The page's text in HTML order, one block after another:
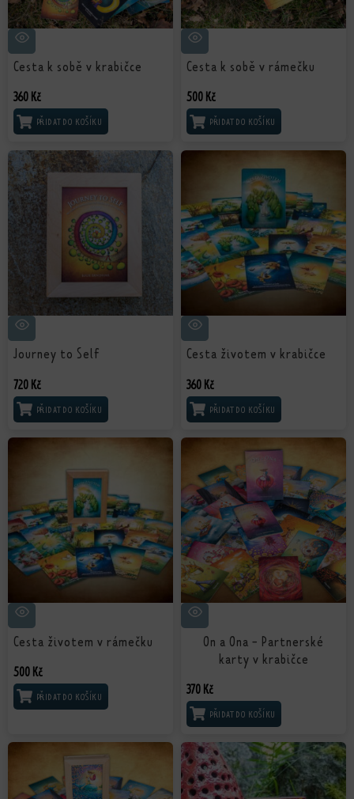
Cesta k sobě v krabičce
360 Kč
PŘIDAT DO KOŠÍKU
Cesta k sobě v rámečku
500 Kč
PŘIDAT DO KOŠÍKU
Journey to Self
720 Kč
PŘIDAT DO KOŠÍKU
Cesta životem v krabičce
360 Kč
PŘIDAT DO KOŠÍKU
Cesta životem v rámečku
500 Kč
PŘIDAT DO KOŠÍKU
On a Ona - Partnerské
karty v krabičce
370 Kč
PŘIDAT DO KOŠÍKU